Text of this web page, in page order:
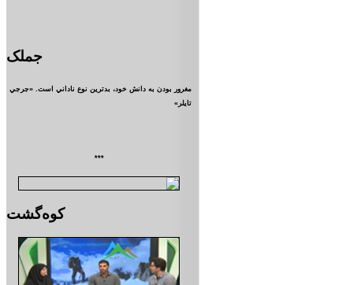
جملک
مغرور بودن به دانش خود، بدترين نوع ناداني است. «جرجي
تايلر»
***
کوه‌گشت